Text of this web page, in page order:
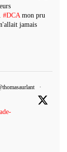
#DCA mon pru
jamais
·